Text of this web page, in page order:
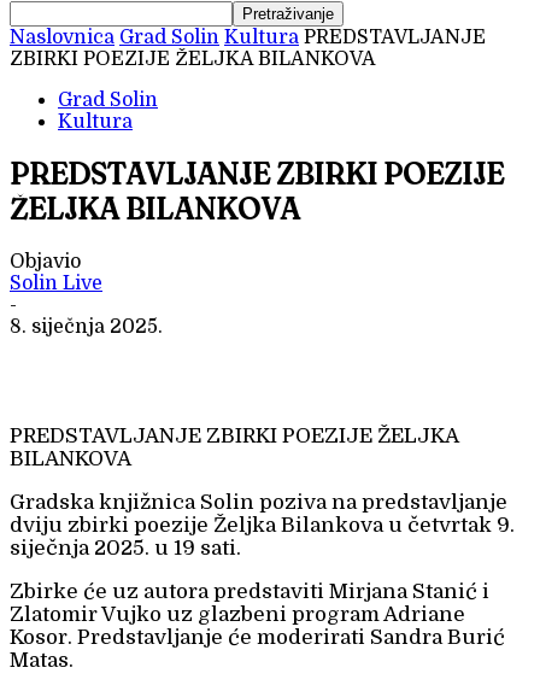
Naslovnica Grad Solin Kultura PREDSTAVLJANJE
ZBIRKI POEZIJE ŽELJKA BILANKOVA
Grad Solin
Kultura
PREDSTAVLJANJE ZBIRKI POEZIJE
ŽELJKA BILANKOVA
Objavio
Solin Live
-
8. siječnja 2025.
PREDSTAVLJANJE ZBIRKI POEZIJE ŽELJKA
BILANKOVA
Gradska knjižnica Solin poziva na predstavljanje
dviju zbirki poezije Željka Bilankova u četvrtak 9.
siječnja 2025. u 19 sati.
Zbirke će uz autora predstaviti Mirjana Stanić i
Zlatomir Vujko uz glazbeni program Adriane
Kosor. Predstavljanje će moderirati Sandra Burić
Matas.